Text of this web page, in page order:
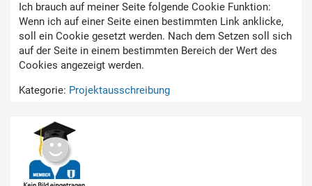
Ich brauch auf meiner Seite folgende Cookie Funktion:
Wenn ich auf einer Seite einen bestimmten Link anklicke,
soll ein Cookie gesetzt werden. Nach dem Setzen soll sich
auf der Seite in einem bestimmten Bereich der Wert des
Cookies angezeigt werden.
Kategorie: Projektausschreibung